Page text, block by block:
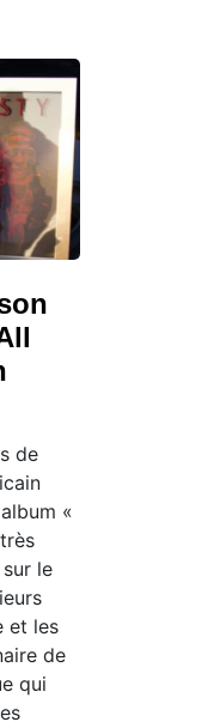
de
«
le
et les
de
qui